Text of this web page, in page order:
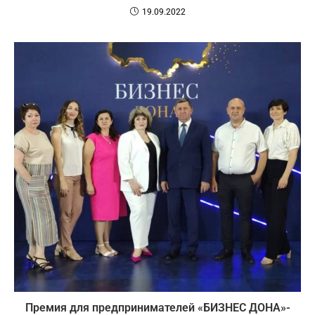
19.09.2022
Премия для предпринимателей «БИЗНЕС ДОНА»-